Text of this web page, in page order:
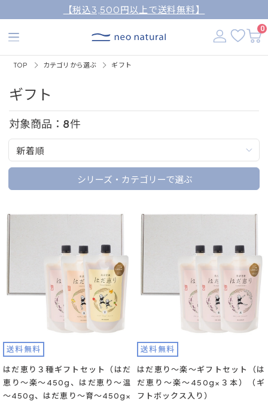
【税込3,500円以上で送料無料】
0
TOP カテゴリから選ぶ ギフト
ギフト
対象商品： 8件
新着順
シリーズ・カテゴリーで選ぶ
送料無料
はだ恵り３種ギフトセット（はだ
恵り～楽～450g、はだ恵り～温
～450g、はだ恵り～育～450g×
送料無料
はだ恵り～楽～ギフトセット（は
だ恵り～楽～450g×３本）（ギ
フトボックス入り）